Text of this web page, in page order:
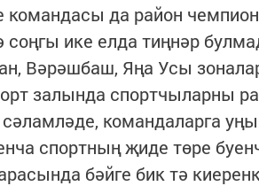
командасы да район
соңгы ике елда тиңнәр
Вәрәшбаш, Яңа Усы
залында спортчыларны
сәламләде, командаларга
спортның җиде төре
бәйге бик тә